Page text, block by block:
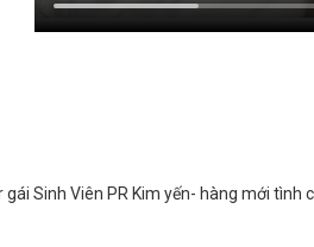
gái Sinh Viên PR Kim yến- hàng mới